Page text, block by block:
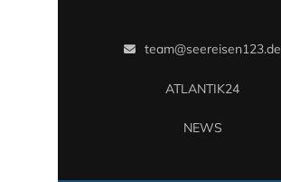
team@seereisen123.de
ATLANTIK24
NEWS